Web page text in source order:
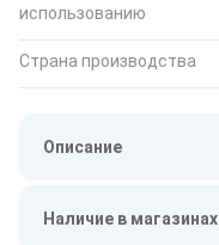
использованию
Страна производства
Описание
Наличие в магазинах